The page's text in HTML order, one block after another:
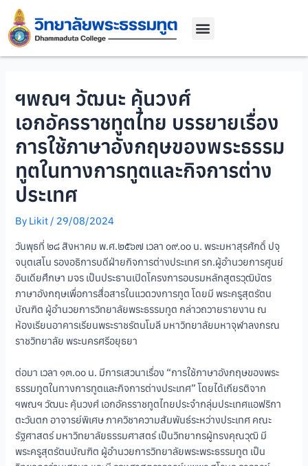
ฯพณฯ วัฒนะ คุ้นวงศ์
เอกอัครราชทูตไทย บรรยายเรื่อง
การใช้ภาษาอังกฤษของพระธรรม
ทูตในทางการทูตและกิจการต่าง
ประเทศ
By Likit / 29/08/2024
วันพุธที่ ๒๘ สิงหาคม พ.ศ.๒๕๖๗ เวลา ๐๙.๐๐ น. พระมหาสุรศักดิ์ ปจฺ
จนฺตเสโน รองอธิการบดีฝ่ายกิจการต่างประเทศ รก.ผู้อำนวยการศูนย์
อินเดียศึกษา มจร เป็นประธานเปิดโครงการอบรมหลักสูตรวุฒิบัตร
ภาษาอังกฤษเพื่อการสื่อสารในแวดวงการทูต โดยมี พระครูสุตรัตน
บัณฑิต ผู้อำนวยการวิทยาลัยพระธรรมทูต กล่าวถวายรายงาน ณ
ห้องเรียนอาคารเรียนพระราชรัตนโมลี มหาวิทยาลัยมหาจุฬาลงกรณ
ราชวิทยาลัย พระนครศรีอยุธยา
ต่อมา เวลา ๑๓.๐๐ น. มีการเสวนาเรื่อง “การใช้ภาษาอังกฤษของพระ
ธรรมทูตในทางการทูตและกิจการต่างประเทศ” โดยได้เกียรติจาก
ฯพณฯ วัฒนะ คุ้นวงศ์ เอกอัครราชทูตไทยประจำกลุ่มประเทศแอฟริกา
ตะวันตก อาจารย์พิเศษ ภาควิชาความสัมพันธ์ระหว่างประเทศ คณะ
รัฐศาสตร์ มหาวิทยาลัยธรรมศาสตร์ เป็นวิทยากรผู้ทรงคุณวุฒิ มี
พระครูสุตรัตนบัณฑิต ผู้อำนวยการวิทยาลัยพระพระธรรมทูต เป็น